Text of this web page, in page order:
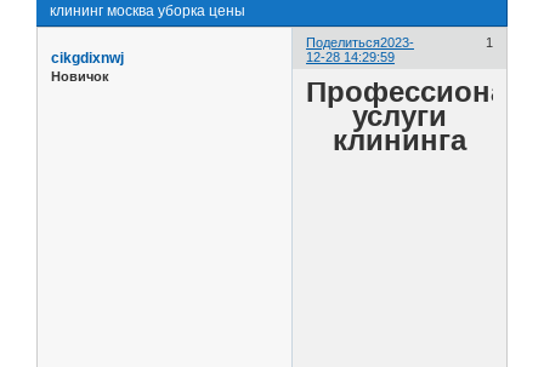
клининг москва уборка цены
Поделиться 1
2023-
12-28 14:29:59
cikgdixnwj
Новичок
услуги
клининга